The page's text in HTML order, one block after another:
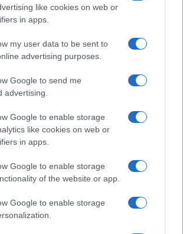
like cookies on web or
in apps.
my user data to be sent to
advertising purposes.
Google to send me
advertising.
Google to enable storage
like cookies on web or
in apps.
Google to enable storage
of the website or app.
Google to enable storage
approfondimenti e classifiche su
ciclismo, motori, Formula 1,
Le ultime news dalle competizioni
gli highlight delle partite, le
e i risultati in tempo reale di tutte
emozionare gli appassionati di